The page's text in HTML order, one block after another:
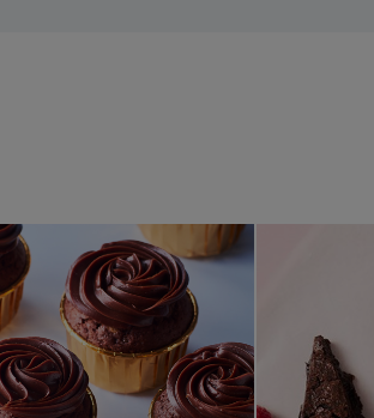
och chokladsmörkräm
Choklad- och bananmuffins